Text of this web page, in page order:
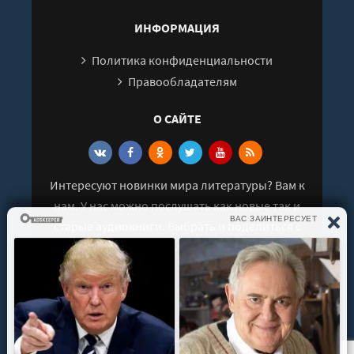
ИНФОРМАЦИЯ
Политика конфиденциальности
Правообладателям
О САЙТЕ
Интересуют новинки мира литературы? Вам к
нам. У нас можно послушать как новые так и
старые аудиокниги. Выбрать и поделиться с
друзьями лучшими аудиокнигами!
© 2021 - 2026 kniga-audio.net. Все права
защищены.